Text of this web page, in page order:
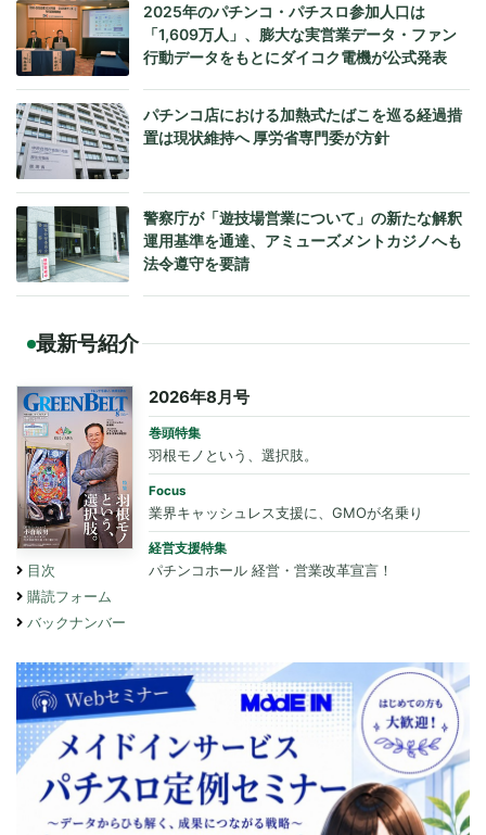
2025年のパチンコ・パチスロ参加人口は
「1,609万人」、膨大な実営業データ・ファン
行動データをもとにダイコク電機が公式発表
パチンコ店における加熱式たばこを巡る経過措
置は現状維持へ 厚労省専門委が方針
警察庁が「遊技場営業について」の新たな解釈
運用基準を通達、アミューズメントカジノへも
法令遵守を要請
最新号紹介
目次
購読フォーム
バックナンバー
2026年8月号
巻頭特集
羽根モノという、選択肢。
Focus
業界キャッシュレス支援に、GMOが名乗り
経営支援特集
パチンコホール 経営・営業改革宣言！